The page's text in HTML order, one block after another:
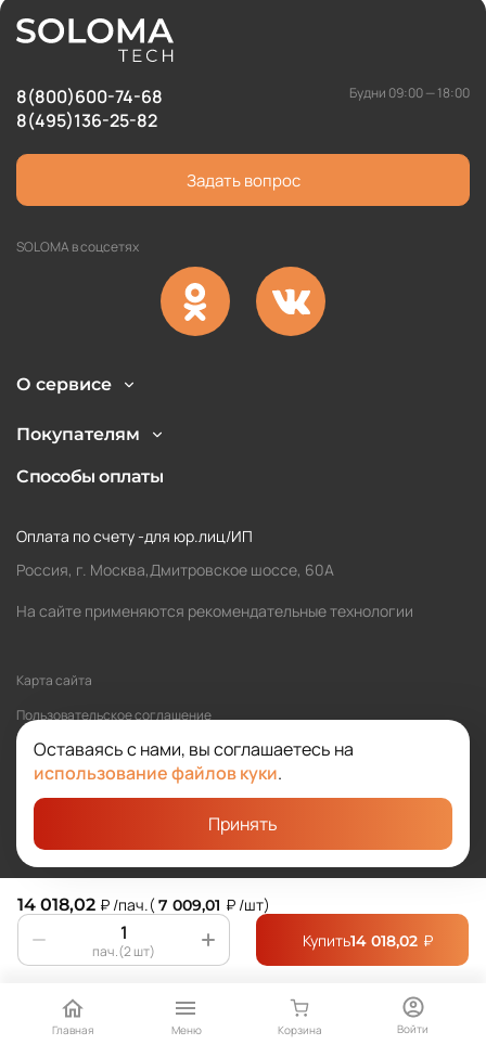
14 018,02 ₽ /пач.(7 009,01 ₽ /шт)
пач.(2 шт)
Купить14 018,02 ₽
Главная Меню Корзина Войти
Оставаясь с нами, вы соглашаетесь на
использование файлов куки.
Принять
8(800)600-74-68
8(495)136-25-82
Будни 09:00 — 18:00
Задать вопрос
SOLOMA в соцсетях
О сервисе
Покупателям
Способы оплаты
Оплата по счету -для юр.лиц/ИП
Россия, г. Москва,Дмитровское шоссе, 60А
На сайте применяются рекомендательные технологии
Карта сайта
Политика обработки персональных данных
Пользовательское соглашение